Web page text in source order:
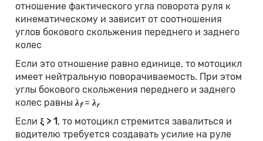
отношение фактического угла поворота руля к
кинематическому и зависит от соотношения
углов бокового скольжения переднего и заднего
колес
Если это отношение равно единице, то мотоцикл
имеет нейтральную поворачиваемость. При этом
углы бокового скольжения переднего и заднего
колес равныλf=λr
Еслиξ >1, то мотоцикл стремится завалиться и
водителю требуется создавать усилие на руле